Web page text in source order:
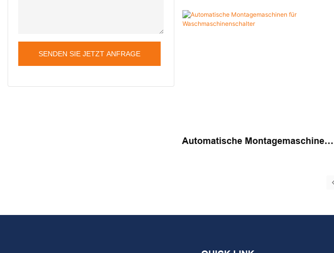
SENDEN SIE JETZT ANFRAGE
Automatisierungsmontagemaschin
E
Automatische Montagemaschinen